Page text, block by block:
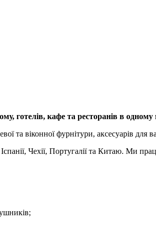
готелів, кафе та ресторанів в одному
та віконної фурнітури, аксесуарів для
Іспанії, Чехії, Португалії та Китаю.